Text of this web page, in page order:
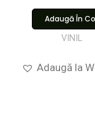
Adaugă În
VINIL
Adaugă la